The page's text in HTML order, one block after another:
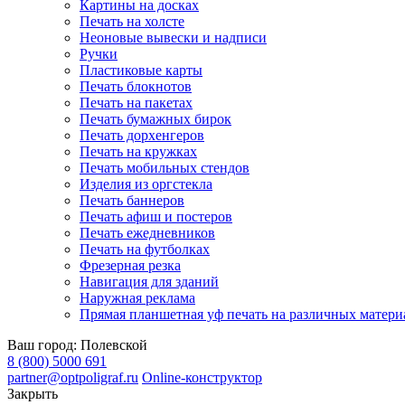
Картины на досках
Печать на холсте
Неоновые вывески и надписи
Ручки
Пластиковые карты
Печать блокнотов
Печать на пакетах
Печать бумажных бирок
Печать дорхенгеров
Печать на кружках
Печать мобильных стендов
Изделия из оргстекла
Печать баннеров
Печать афиш и постеров
Печать ежедневников
Печать на футболках
Фрезерная резка
Навигация для зданий
Наружная реклама
Прямая планшетная уф печать на различных
Ваш город: Полевской
8 (800) 5000 691
partner@optpoligraf.ru Online-конструктор
Закрыть